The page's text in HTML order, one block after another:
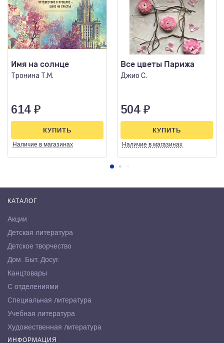
Имя на солнце
Тронина Т.М.
614 ₽
Наличие в магазинах
КУПИТЬ
Все цветы Парижа
Джио С.
504 ₽
Наличие в магазинах
КУПИТЬ
КАТАЛОГ
Акции
Детская литература
Детское творчество
Дом. Быт. Досуг.
Канцтовары
С отделениями
Специальная литература
Учебная литература
Художественная литература
ИНФОРМАЦИЯ